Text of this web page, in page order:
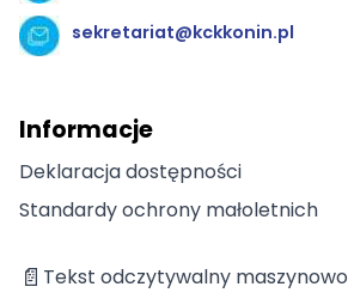
sekretariat@kckkonin.pl
Informacje
Deklaracja dostępności
Standardy ochrony małoletnich
📄 Tekst odczytywalny maszynowo